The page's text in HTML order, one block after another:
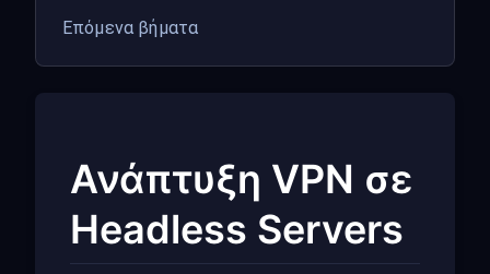
Επόμενα βήματα
Ανάπτυξη VPN σε
Headless Servers